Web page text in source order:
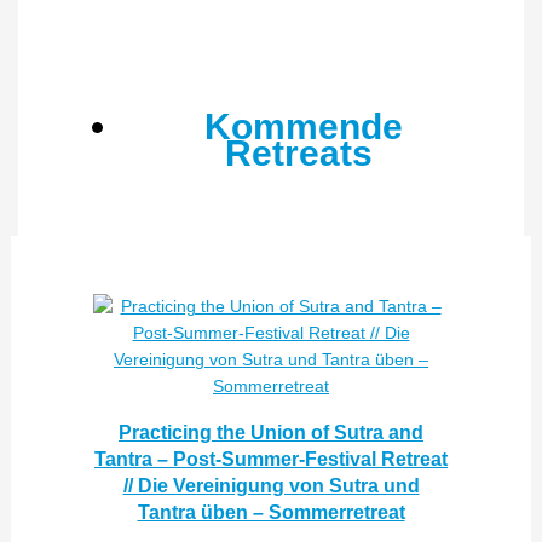
Kommende
Retreats
Practicing the Union of Sutra and
Tantra – Post-Summer-Festival Retreat
// Die Vereinigung von Sutra und
Tantra üben – Sommerretreat